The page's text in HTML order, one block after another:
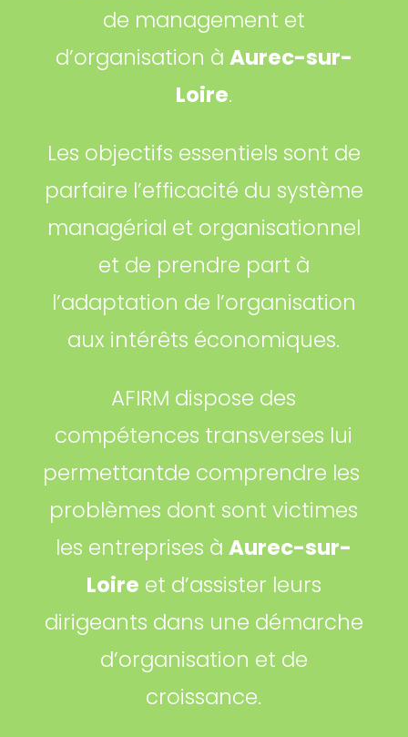
de management et
d’organisation à Aurec-sur-
Loire.
Les objectifs essentiels sont de
parfaire l’efficacité du système
managérial et organisationnel
et de prendre part à
l’adaptation de l’organisation
aux intérêts économiques.
AFIRM dispose des
compétences transverses lui
permettantde comprendre les
problèmes dont sont victimes
les entreprises àAurec-sur-
Loire et d’assister leurs
dirigeants dans une démarche
d’organisation et de
croissance.